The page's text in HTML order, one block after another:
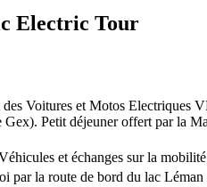
Electric Tour
des Voitures et Motos Electriques
Gex). Petit déjeuner offert par la
et échanges sur la
par la route de bord du lac